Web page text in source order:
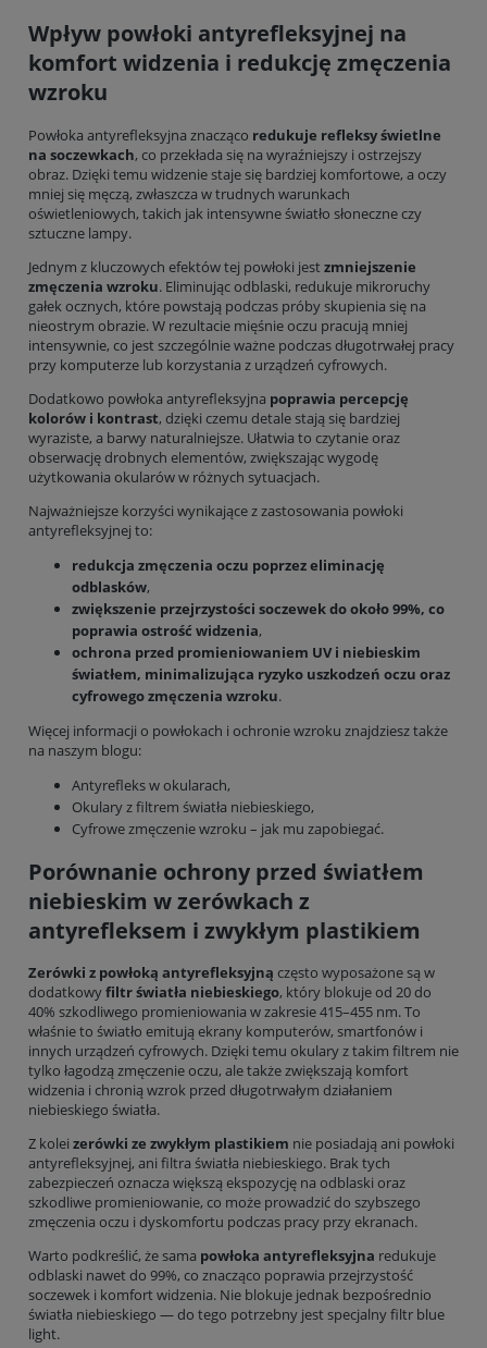
Wpływ powłoki antyrefleksyjnej na
komfort widzenia i redukcję zmęczenia
wzroku
Powłoka antyrefleksyjna znacząco redukuje refleksy świetlne
na soczewkach, co przekłada się na wyraźniejszy i ostrzejszy
obraz. Dzięki temu widzenie staje się bardziej komfortowe, a oczy
mniej się męczą, zwłaszcza w trudnych warunkach
oświetleniowych, takich jak intensywne światło słoneczne czy
sztuczne lampy.
Jednym z kluczowych efektów tej powłoki jest zmniejszenie
zmęczenia wzroku. Eliminując odblaski, redukuje mikroruchy
gałek ocznych, które powstają podczas próby skupienia się na
nieostrym obrazie. W rezultacie mięśnie oczu pracują mniej
intensywnie, co jest szczególnie ważne podczas długotrwałej pracy
przy komputerze lub korzystania z urządzeń cyfrowych.
Dodatkowo powłoka antyrefleksyjna poprawia percepcję
kolorów i kontrast, dzięki czemu detale stają się bardziej
wyraziste, a barwy naturalniejsze. Ułatwia to czytanie oraz
obserwację drobnych elementów, zwiększając wygodę
użytkowania okularów w różnych sytuacjach.
Najważniejsze korzyści wynikające z zastosowania powłoki
antyrefleksyjnej to:
redukcja zmęczenia oczu poprzez eliminację
odblasków,
zwiększenie przejrzystości soczewek do około 99%, co
poprawia ostrość widzenia,
ochrona przed promieniowaniem UV i niebieskim
światłem, minimalizująca ryzyko uszkodzeń oczu oraz
cyfrowego zmęczenia wzroku.
Więcej informacji o powłokach i ochronie wzroku znajdziesz także
na naszym blogu:
Antyrefleks w okularach,
Okulary z filtrem światła niebieskiego,
Cyfrowe zmęczenie wzroku – jak mu zapobiegać.
Porównanie ochrony przed światłem
niebieskim w zerówkach z
antyrefleksem i zwykłym plastikiem
Zerówki z powłoką antyrefleksyjną często wyposażone są w
dodatkowyfiltr światła niebieskiego, który blokuje od 20 do
40% szkodliwego promieniowania w zakresie 415–455 nm. To
właśnie to światło emitują ekrany komputerów, smartfonów i
innych urządzeń cyfrowych. Dzięki temu okulary z takim filtrem nie
tylko łagodzą zmęczenie oczu, ale także zwiększają komfort
widzenia i chronią wzrok przed długotrwałym działaniem
niebieskiego światła.
Z kolei zerówki ze zwykłym plastikiem nie posiadają ani powłoki
antyrefleksyjnej, ani filtra światła niebieskiego. Brak tych
zabezpieczeń oznacza większą ekspozycję na odblaski oraz
szkodliwe promieniowanie, co może prowadzić do szybszego
zmęczenia oczu i dyskomfortu podczas pracy przy ekranach.
Warto podkreślić, że sama powłoka antyrefleksyjna redukuje
odblaski nawet do 99%, co znacząco poprawia przejrzystość
soczewek i komfort widzenia. Nie blokuje jednak bezpośrednio
światła niebieskiego — do tego potrzebny jest specjalny filtr blue
light.